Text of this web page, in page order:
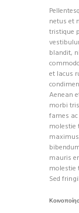
netus et
tristique
blandit,
et lacus
Aenean
morbi
fames
molestie
mauris
molestie
Sed